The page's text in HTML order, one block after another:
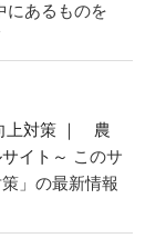
にあるものを
上対策 ｜ 農
イト～ このサ
」の最新情報